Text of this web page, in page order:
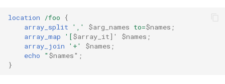
requests
location /foo
{
array_split
',' $arg_names to=$names ;
array_map
'[$array_it]' $names ;
array_join
'+' $names ;
echo
" $names" ;
}